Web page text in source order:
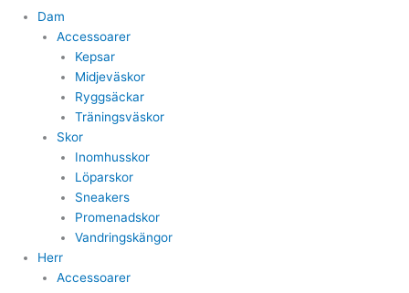
Dam
Accessoarer
Kepsar
Midjeväskor
Ryggsäckar
Träningsväskor
Skor
Inomhusskor
Löparskor
Sneakers
Promenadskor
Vandringskängor
Herr
Accessoarer